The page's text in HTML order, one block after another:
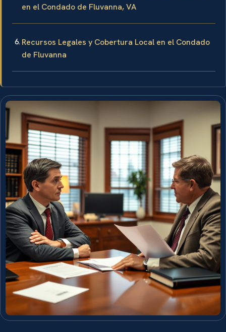
en el Condado de Fluvanna, VA
Recursos Legales y Cobertura Local en el Condado
de Fluvanna